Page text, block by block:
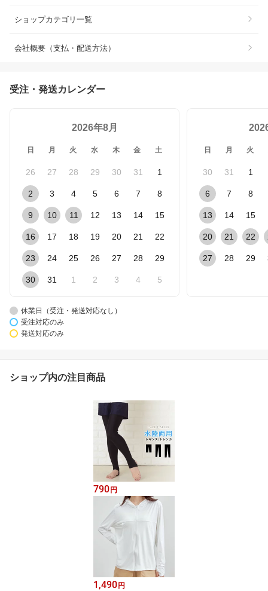
ショップカテゴリ一覧
会社概要（支払・配送方法）
受注・発送カレンダー
2026年8月
日 月 火 水 木 金 土
26 27 28 29 30 31 1
2 3 4 5 6 7 8
9 10 11 12 13 14 15
16 17 18 19 20 21 22
23 24 25 26 27 28 29
30 31 1 2 3 4 5
日 月 火
30 31 1
6 7 8
13 14 15
20 21 22
27 28 29
休業日（受注・発送対応なし）
受注対応のみ
発送対応のみ
ショップ内の注目商品
790 円
1,490 円